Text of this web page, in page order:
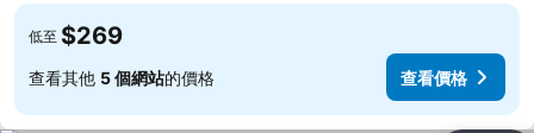
低至 $269
查看其他 5 個網站的價格 查看價格